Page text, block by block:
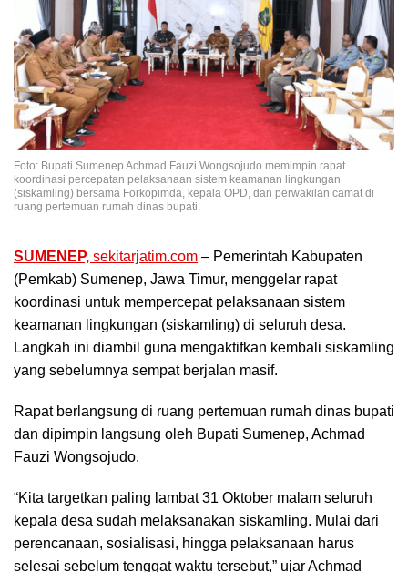
Foto: Bupati Sumenep Achmad Fauzi Wongsojudo memimpin rapat
koordinasi percepatan pelaksanaan sistem keamanan lingkungan
(siskamling) bersama Forkopimda, kepala OPD, dan perwakilan camat di
ruang pertemuan rumah dinas bupati.
SUMENEP, sekitarjatim.com – Pemerintah Kabupaten
(Pemkab) Sumenep, Jawa Timur, menggelar rapat
koordinasi untuk mempercepat pelaksanaan sistem
keamanan lingkungan (siskamling) di seluruh desa.
Langkah ini diambil guna mengaktifkan kembali siskamling
yang sebelumnya sempat berjalan masif.
Rapat berlangsung di ruang pertemuan rumah dinas bupati
dan dipimpin langsung oleh Bupati Sumenep, Achmad
Fauzi Wongsojudo.
“Kita targetkan paling lambat 31 Oktober malam seluruh
kepala desa sudah melaksanakan siskamling. Mulai dari
perencanaan, sosialisasi, hingga pelaksanaan harus
selesai sebelum tenggat waktu tersebut,” ujar Achmad